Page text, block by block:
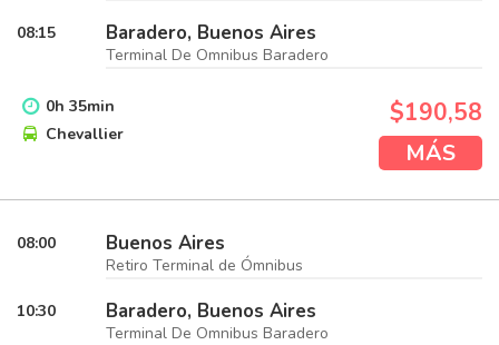
08:15 Baradero, Buenos Aires
Terminal De Omnibus Baradero
0h 35min
Chevallier
$190,58
MÁS
08:00 Buenos Aires
Retiro Terminal de Ómnibus
10:30 Baradero, Buenos Aires
Terminal De Omnibus Baradero